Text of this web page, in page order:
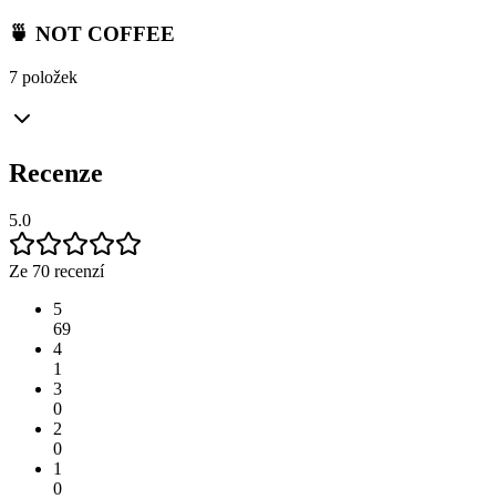
🍵 NOT COFFEE
7 položek
Recenze
5.0
Ze 70 recenzí
5
69
4
1
3
0
2
0
1
0